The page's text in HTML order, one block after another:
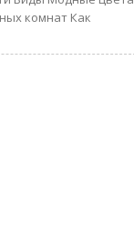
комнат Как